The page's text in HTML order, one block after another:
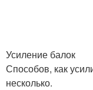
Усиление балок
Способов, как
несколько.